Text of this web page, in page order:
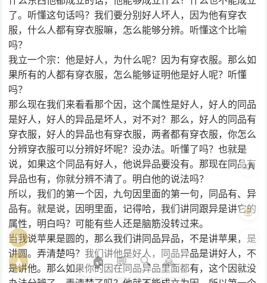
了。听懂这句话吗？我们要分别好人坏人，因为他有穿衣
服，什么人都有穿衣服嘛，怎么能够分辨。听懂这个比喻
吗？
我立一个宗：他是好人，为什么呢？因为有穿衣服。那么如
果所有的人都有穿衣服，怎么能够证明他是好人呢？听懂
吗？
那么现在我们来看看那个因，这个属性是好人，好人的同品
是好人，好人的异品是坏人，对不对？那么，好人的同品有
穿衣服，好人的异品也有穿衣服，两者都有穿衣服，你怎么
分辨穿衣服可以分辨好坏呢？没办法。听懂了吗？也就是
说，如果这个同品有好人，他说异品要没有。那现在同品有
异品也有，你就分辨不清了。明白他的说法吗？
所以，我们的第一个因，九句因里面的第一句，同品有、异
品有。就是说，因明里面，记得哈，我们讲同跟异是讲它的
属性，明白吗？可能有些人还是脑筋没转过来。
当我说苹果是圆的，那么我们讲同品异品，不是讲苹果，是
讲圆。弄清楚吗？我们讲他是好人，同品异品是讲好人，不
是讲他。那么如果你的因在同品异品里面都有，这个因就没
🌓
🏠 💬 🔍 🙏
AA
📖
🧘
🤖
🎨